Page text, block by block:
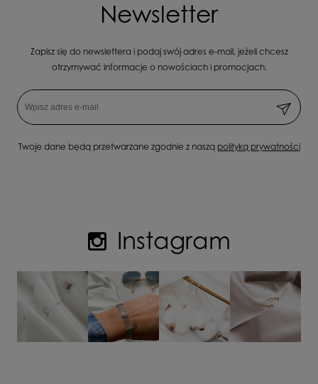
Newsletter
Zapisz się do newslettera i podaj swój adres e-mail, jeżeli chcesz
otrzymywać informacje o nowościach i promocjach.
Twoje dane będą przetwarzane zgodnie z naszą polityką prywatności
Instagram